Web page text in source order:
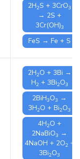
2H2S + 3CrO3
→ 2S +
3Cr(OH)3
FeS → Fe + S
2H2O + 3Bi →
H2 + 3Bi2O3
2BiH3O3 →
3H2O + Bi2O3
4H2O +
2NaBiO3 →
4NaOH + 2O2 +
3Bi2O3